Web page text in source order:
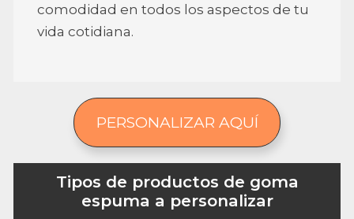
comodidad en todos los aspectos de tu
vida cotidiana.
PERSONALIZAR AQUÍ
Tipos de productos de goma
espuma a personalizar